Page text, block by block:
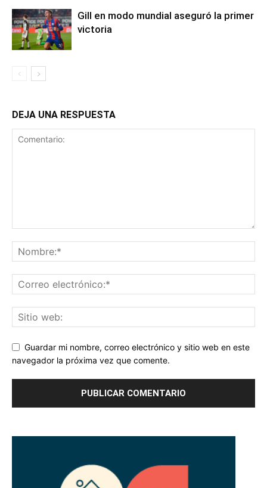
Gill en modo mundial aseguró la primer
victoria
DEJA UNA RESPUESTA
Guardar mi nombre, correo electrónico y sitio web en este
navegador la próxima vez que comente.